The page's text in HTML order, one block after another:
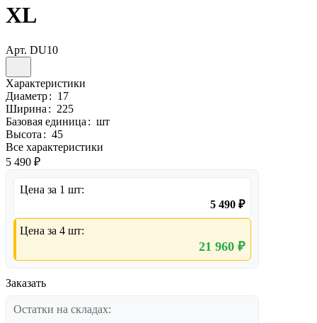
XL
Арт. DU10
Характеристики
Диаметр: 17
Ширина: 225
Базовая единица: шт
Высота: 45
Все характеристики
5 490 ₽
Цена за 1 шт:
5 490 ₽
Цена за 4 шт:
21 960 ₽
Заказать
Остатки на складах: